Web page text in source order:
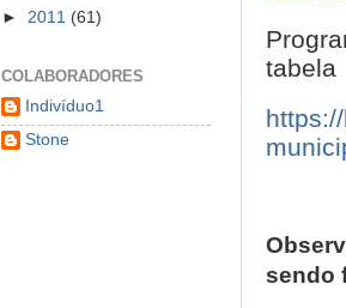
tabela
sendo
► 2011 (61)
COLABORADORES
Indivíduo1
Stone